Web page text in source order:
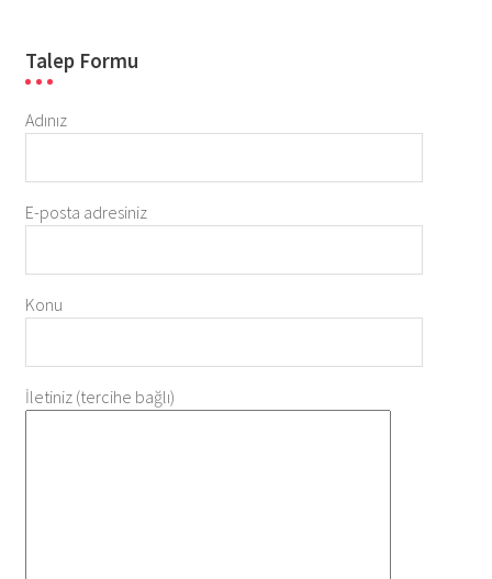
Talep Formu
Adınız
E-posta adresiniz
Konu
İletiniz (tercihe bağlı)